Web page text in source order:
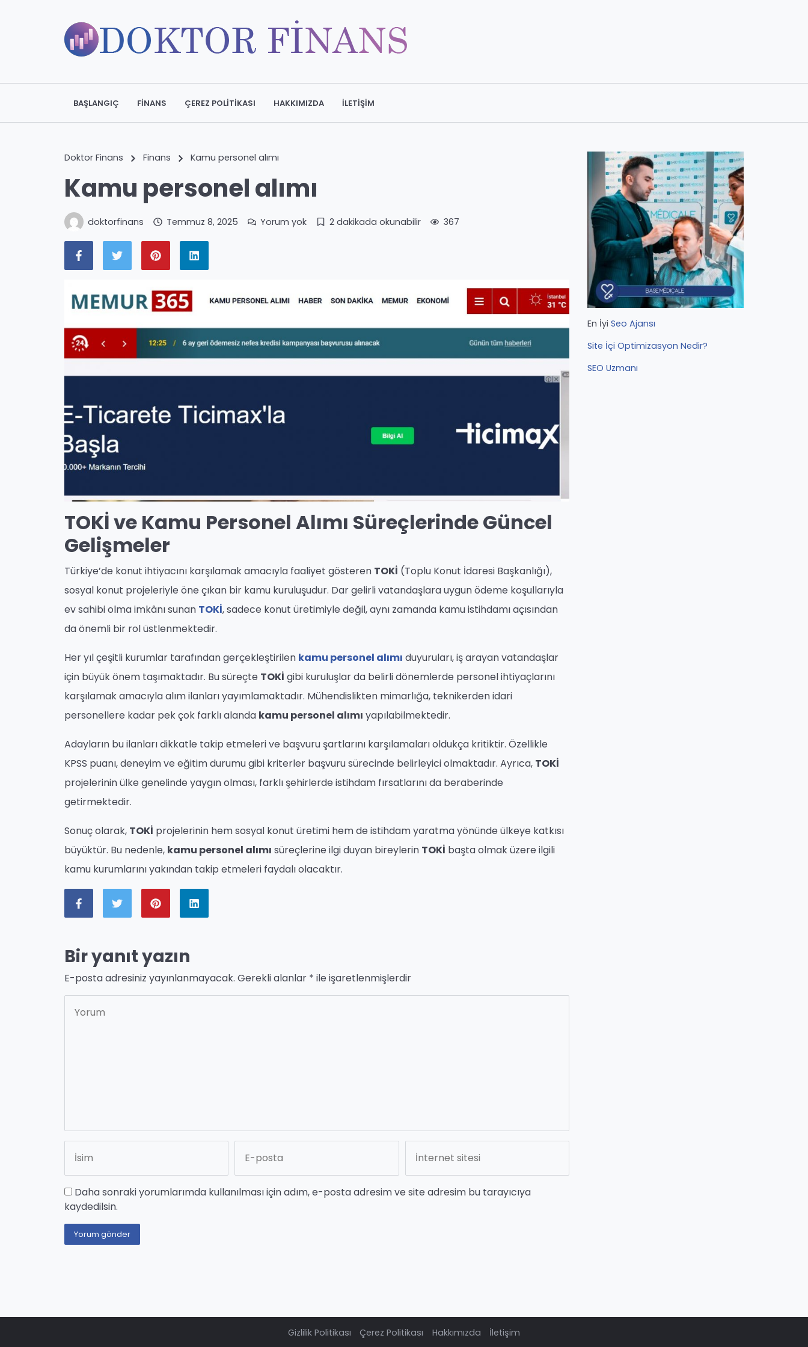
BAŞLANGIÇ FINANS ÇEREZ POLITIKASI HAKKIMIZDA İLETIŞIM
Doktor Finans Finans Kamu personel alımı
Kamu personel alımı
doktorfinans Temmuz 8, 2025 Yorum yok 2 dakikada okunabilir 367
TOKİve Kamu Personel Alımı Süreçlerinde Güncel
Gelişmeler
Türkiye’de konut ihtiyacını karşılamak amacıyla faaliyet gösteren TOKİ (Toplu Konut İdaresi Başkanlığı),
sosyal konut projeleriyle öne çıkan bir kamu kuruluşudur. Dar gelirli vatandaşlara uygun ödeme koşullarıyla
ev sahibi olma imkânı sunan TOKİ, sadece konut üretimiyle değil, aynı zamanda kamu istihdamı açısından
da önemli bir rol üstlenmektedir.
Her yıl çeşitli kurumlar tarafından gerçekleştirilen kamu personel alımı duyuruları, iş arayan vatandaşlar
için büyük önem taşımaktadır. Bu süreçte TOKİ gibi kuruluşlar da belirli dönemlerde personel ihtiyaçlarını
karşılamak amacıyla alım ilanları yayımlamaktadır. Mühendislikten mimarlığa, teknikerden idari
personellere kadar pek çok farklı alanda kamu personel alımı yapılabilmektedir.
Adayların bu ilanları dikkatle takip etmeleri ve başvuru şartlarını karşılamaları oldukça kritiktir. Özellikle
KPSS puanı, deneyim ve eğitim durumu gibi kriterler başvuru sürecinde belirleyici olmaktadır. Ayrıca, TOKİ
projelerinin ülke genelinde yaygın olması, farklı şehirlerde istihdam fırsatlarını da beraberinde
getirmektedir.
Sonuç olarak, TOKİ projelerinin hem sosyal konut üretimi hem de istihdam yaratma yönünde ülkeye katkısı
büyüktür. Bu nedenle, kamu personel alımı süreçlerine ilgi duyan bireylerin TOKİ başta olmak üzere ilgili
kamu kurumlarını yakından takip etmeleri faydalı olacaktır.
Bir yanıt yazın
E-posta adresiniz yayınlanmayacak. Gerekli alanlar * ile işaretlenmişlerdir
Daha sonraki yorumlarımda kullanılması için adım, e-posta adresim ve site adresim bu tarayıcıya
kaydedilsin.
En İyi Seo Ajansı
Site İçi Optimizasyon Nedir?
SEO Uzmanı
Gizlilik Politikası Çerez Politikası Hakkımızda İletişim